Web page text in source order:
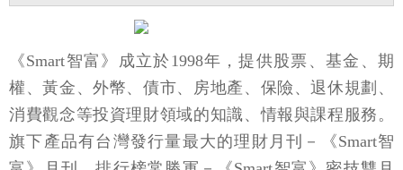
《Smart智富》成立於1998年，提供股票、基金、期
權、黃金、外幣、債市、房地產、保險、退休規劃、
消費觀念等投資理財領域的知識、情報與課程服務。
旗下產品有台灣發行量最大的理財月刊－《Smart智